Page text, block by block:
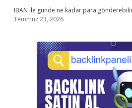
IBAN ile günde ne kadar para
Temmuz 23, 2026